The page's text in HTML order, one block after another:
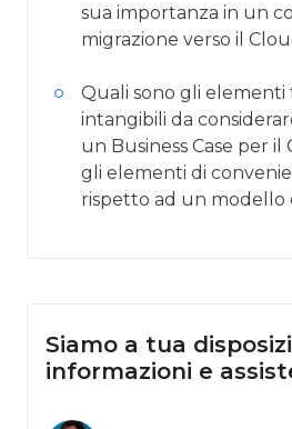
sua importanza in un
migrazione verso il
Quali sono gli elementi
intangibili da
un Business Case per il
gli elementi di
rispetto ad un modello
Siamo a tua
informazioni e